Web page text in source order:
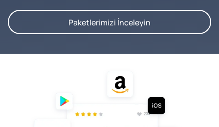
Paketlerimizi İnceleyin